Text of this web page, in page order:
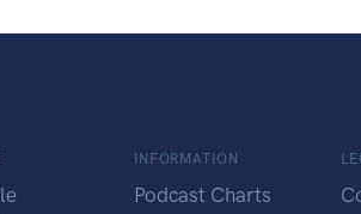
INFORMATION
Podcast Charts